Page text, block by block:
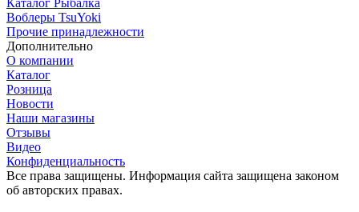
Воблеры TsuYoki
Прочие принадлежности
Дополнительно
О компании
Каталог
Розница
Новости
Наши магазины
Отзывы
Видео
Конфиденциальность
Все права защищены. Информация сайта защищена законом
об авторских правах.